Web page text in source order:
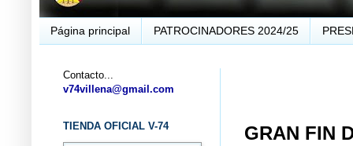
Página principal PATROCINADORES 2024/25
GRAN FIN
Contacto...
v74villena@gmail.com
TIENDA OFICIAL V-74